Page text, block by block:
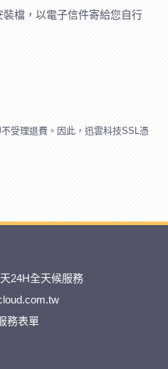
裝檔，以電子信件寄給您自行
受理退費。因此，迅雲科技SSL憑
24H全天候服務
務表單